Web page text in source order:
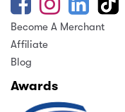
Become A Merchant
Affiliate
Blog
Awards